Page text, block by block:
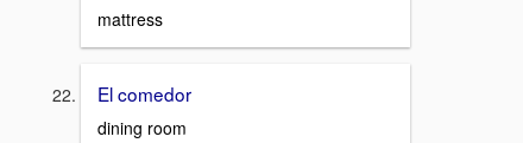
mattress
El comedor
dining room